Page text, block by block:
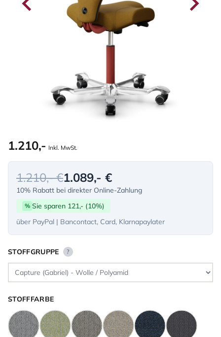
1.210,- Inkl. MwSt.
1.210,- €1.089,- €
10% Rabatt bei direkter Online-Zahlung
% Sie sparen 121,- (10%)
über PayPal | Bancontact, Card, Klarnapaylater
STOFFGRUPPE ?
STOFFFARBE